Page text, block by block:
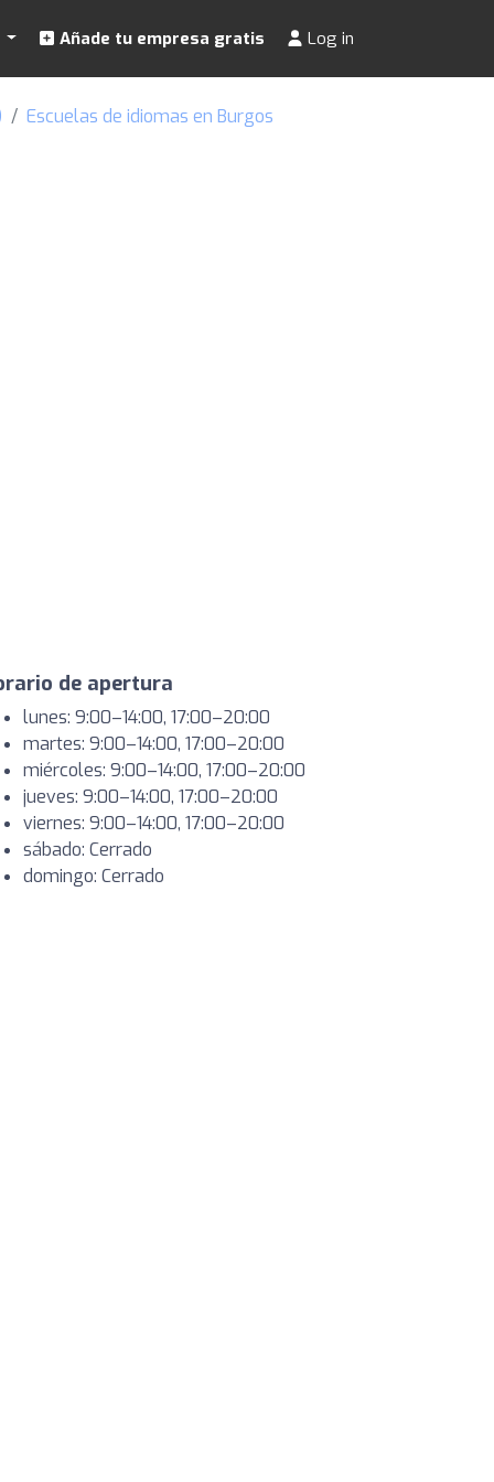
Añade tu empresa gratis Log in
Escuelas de idiomas en Burgos
de apertura
lunes: 9:00–14:00, 17:00–20:00
martes: 9:00–14:00, 17:00–20:00
miércoles: 9:00–14:00, 17:00–20:00
jueves: 9:00–14:00, 17:00–20:00
viernes: 9:00–14:00, 17:00–20:00
sábado: Cerrado
domingo: Cerrado